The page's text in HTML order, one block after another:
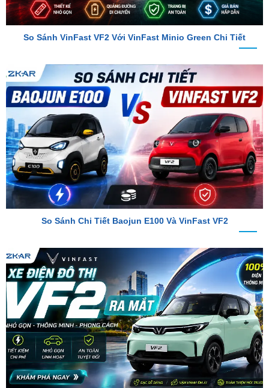
So Sánh VinFast VF2 Với VinFast Minio Green Chi Tiết
So Sánh Chi Tiết Baojun E100 Và VinFast VF2
VinFast VF2 Ra Mắt: Xe Điện Đô Thị Giá Chỉ 188 Triệu Đồng